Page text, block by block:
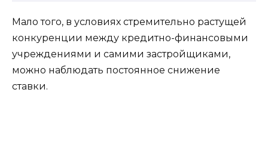
Мало того, в условиях стремительно растущей
конкуренции между кредитно-финансовыми
учреждениями и самими застройщиками,
можно наблюдать постоянное снижение
ставки.